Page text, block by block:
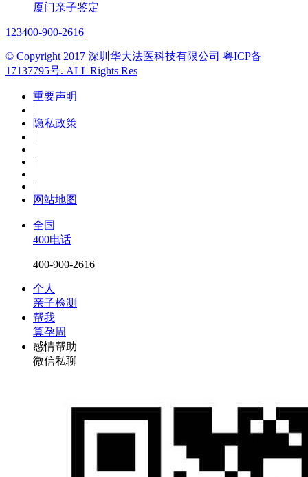
厦门亲子鉴定
123400-900-2616
© Copyright 2017 深圳华大法医科技有限公司 粤ICP备
17137795号. ALL Rights Res
重要声明
|
隐私政策
|
|
|
网站地图
全国
400电话
400-900-2616
个人
亲子检测
帮我
算孕周
感情帮助
微信私聊